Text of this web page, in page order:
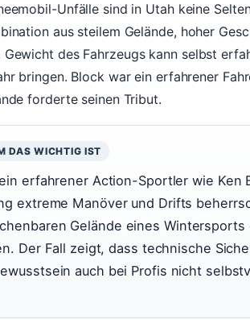
Unfälle sind in Utah keine
aus steilem Gelände, hoher
Gewicht des Fahrzeugs kann selbst
bringen. Block war ein erfahrener
forderte seinen Tribut.
DAS WICHTIG IST
erfahrener Action-Sportler wie Ken
extreme Manöver und Drifts
Gelände eines Wintersports
Der Fall zeigt, dass technische
auch bei Profis nicht